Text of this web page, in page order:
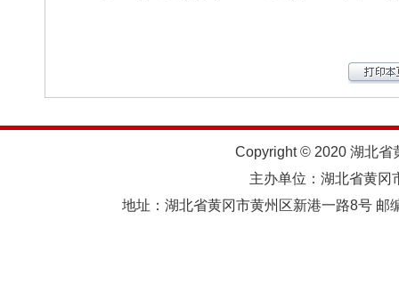
Copyright © 2020 湖北省
主办单位：湖北省黄
地址：湖北省黄冈市黄州区新港一路8号